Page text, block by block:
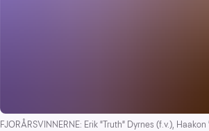
FJORÅRSVINNERNE: Erik "Truth" Dyrnes (f.v.),